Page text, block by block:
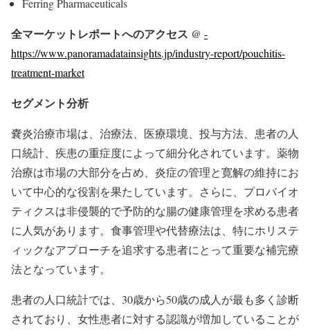
Ferring Pharmaceuticals
全マーケットレポートへのアクセス @ -
https://www.panoramadatainsights.jp/industry-report/pouchitis-
treatment-market
セグメント分析
嚢炎治療市場は、治療法、医療環境、投与方法、患者の人
口統計、疾患の重症度によって細分化されています。薬物
治療は市場の大部分を占め、炎症の管理と寛解の維持にお
いて中心的な役割を果たしています。さらに、プロバイオ
ティクスは非侵襲的で予防的な腸の健康管理を求める患者
に人気があります。食事管理や代替療法は、特にホリステ
ィックなアプローチを追求する患者にとって重要な補完療
法となっています。
患者の人口統計では、30歳から50歳の成人が最も多く診断
されており、女性患者に対する認識が増加していることが